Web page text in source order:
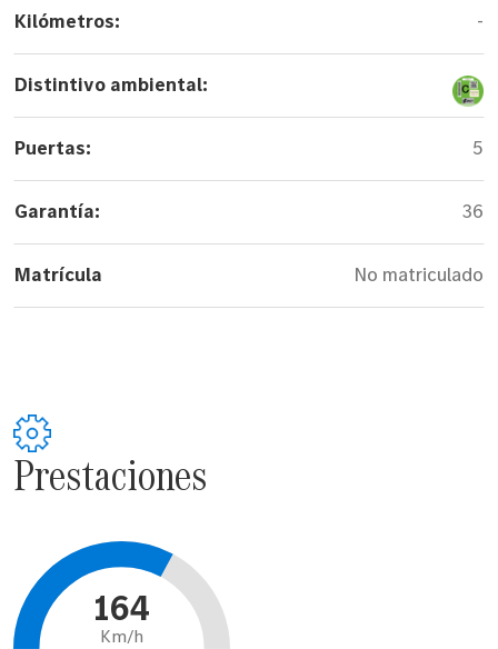
Kilómetros: -
Distintivo ambiental:
Puertas: 5
Garantía: 36
Matrícula No matriculado
Prestaciones
164
Km/h